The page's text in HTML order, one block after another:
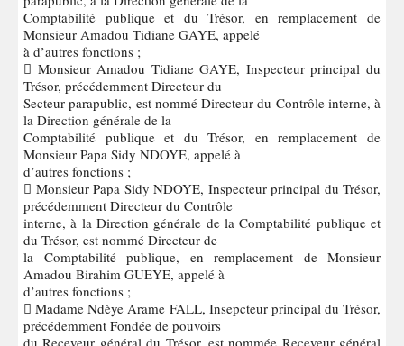
Comptabilité publique et du Trésor, en remplacement de
Monsieur Amadou Tidiane GAYE, appelé
à d’autres fonctions ;
 Monsieur Amadou Tidiane GAYE, Inspecteur principal du
Trésor, précédemment Directeur du
Secteur parapublic, est nommé Directeur du Contrôle interne, à
la Direction générale de la
Comptabilité publique et du Trésor, en remplacement de
Monsieur Papa Sidy NDOYE, appelé à
d’autres fonctions ;
 Monsieur Papa Sidy NDOYE, Inspecteur principal du Trésor,
précédemment Directeur du Contrôle
interne, à la Direction générale de la Comptabilité publique et
du Trésor, est nommé Directeur de
la Comptabilité publique, en remplacement de Monsieur
Amadou Birahim GUEYE, appelé à
d’autres fonctions ;
 Madame Ndèye Arame FALL, Insepcteur principal du Trésor,
précédemment Fondée de pouvoirs
du Receveur général du Trésor, est nommée Receveur général